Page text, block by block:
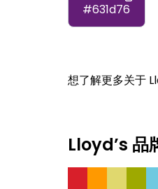
#631d76
想了解更多关于
Lloyd’s 品